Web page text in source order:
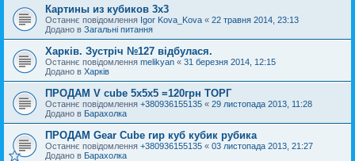
Картины из кубиков 3х3
Останнє повідомлення Igor Kova_Kova « 22 травня 2014, 23:13
Додано в Загальні питання
Харків. Зустріч №127 відбулася.
Останнє повідомлення melikyan « 31 березня 2014, 12:15
Додано в Харків
ПРОДАМ V cube 5x5x5 =120грн ТОРГ
Останнє повідомлення +380936155135 « 29 листопада 2013, 11:28
Додано в Барахолка
ПРОДАМ Gear Cube гир куб кубик рубика
Останнє повідомлення +380936155135 « 03 листопада 2013, 21:27
Додано в Барахолка